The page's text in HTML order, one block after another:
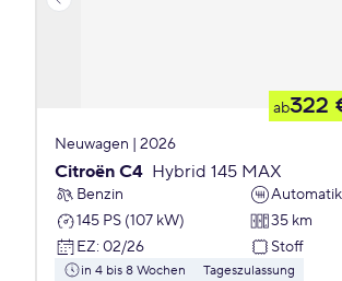
ab322
Neuwagen | 2026
Citroën C4 Hybrid 145 MAX
Benzin
Automatik
145 PS (107 kW)
35 km
EZ: 02/26 Stoff
in 4 bis 8 Wochen
Tageszulassung